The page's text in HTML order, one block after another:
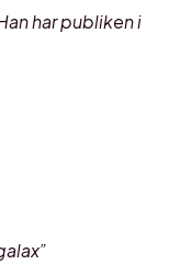
har publiken i